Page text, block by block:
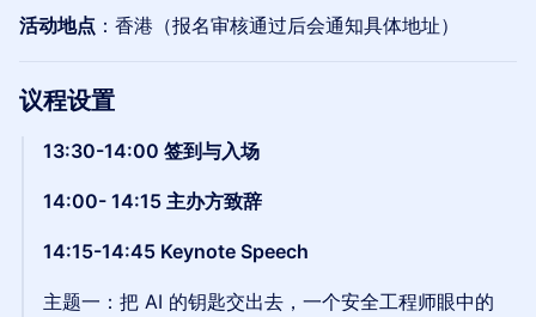
活动地点 ：香港（报名审核通过后会通知具体地址）
议程设置
13:30-14:00 签到与入场
14:00- 14:15 主办方致辞
14:15-14:45 Keynote Speech
主题一：把 AI 的钥匙交出去，一个安全工程师眼中的